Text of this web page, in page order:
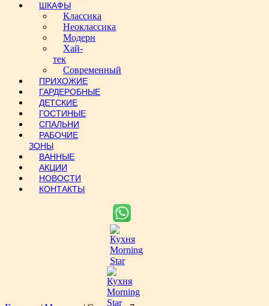
ШКАФЫ
Классика
Неоклассика
Модерн
Хай-
тек
Современный
ПРИХОЖИЕ
ГАРДЕРОБНЫЕ
ДЕТСКИЕ
ГОСТИНЫЕ
СПАЛЬНИ
РАБОЧИЕ
ЗОНЫ
ВАННЫЕ
АКЦИИ
НОВОСТИ
КОНТАКТЫ